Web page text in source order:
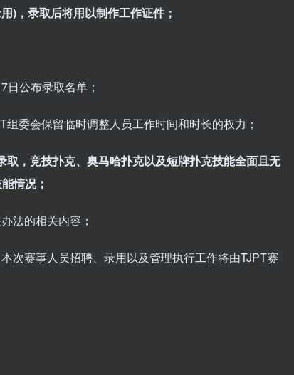
)，录取后将用以制作工作证件；
公布录取名单；
组委会保留临时调整人员工作时间和时长的权力；
，竞技扑克、奥马哈扑克以及短牌扑克技能全面且无
情况；
法的相关内容；
次赛事人员招聘、录用以及管理执行工作将由TJPT赛